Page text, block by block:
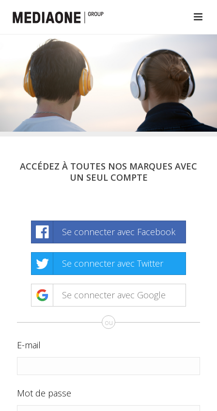
ACCÉDEZ À TOUTES NOS MARQUES AVEC
UN SEUL COMPTE
Se connecter avec Facebook
Se connecter avec Twitter
Se connecter avec Google
ou
E-mail
Mot de passe